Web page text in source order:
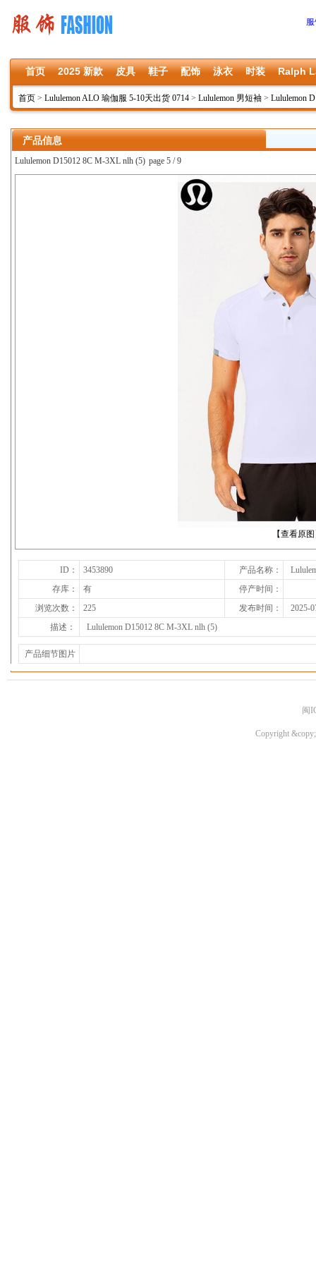
首页 2025 新款 皮具 鞋子 配饰 泳衣 时装 Ralph
首页 > Lululemon ALO 瑜伽服 5-10天出货 0714 > Lululemon 男短袖 > Lululemon
产品信息
Lululemon D15012 8C M-3XL nlh (5) page 5 / 9
【查看原
ID： 3453890 产品名称：
存库：
有
停产时间：
浏览次数：
225 发布时间：
2025-
描述：
Lululemon D15012 8C M-3XL nlh (5)
产品细节图片
闽
Copyright